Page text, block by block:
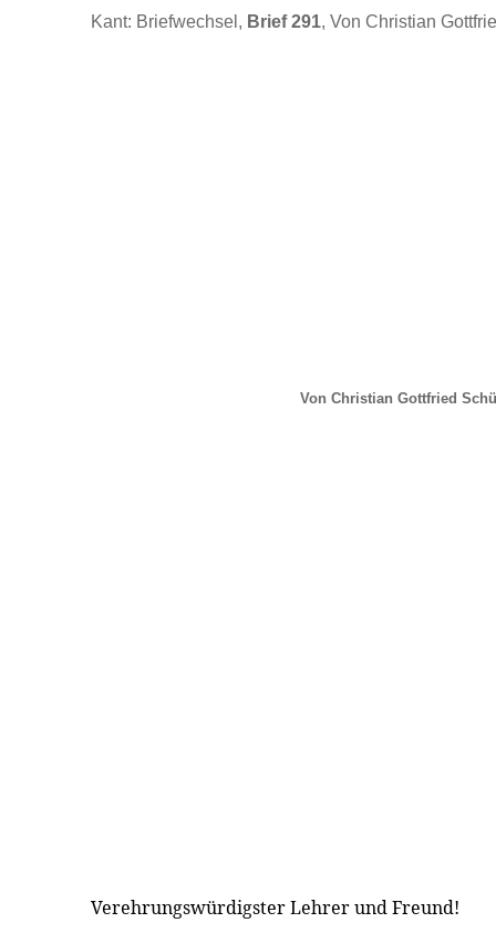
Kant: Briefwechsel, Brief 291, Von Christian
Von Christian Gottfried
Verehrungswürdigster Lehrer und Freund!